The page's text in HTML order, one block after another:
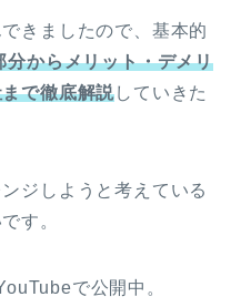
きましたので、基本的
からメリット・デメリ
で徹底解説していきた
ジしようと考えている
す。
で公開中。